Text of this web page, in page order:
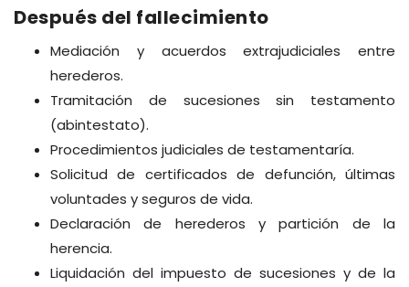
Después del fallecimiento
Mediación y acuerdos extrajudiciales entre
herederos.
Tramitación de sucesiones sin testamento
(abintestato).
Procedimientos judiciales de testamentaría.
Solicitud de certificados de defunción, últimas
voluntades y seguros de vida.
Declaración de herederos y partición de la
herencia.
Liquidación del impuesto de sucesiones y de la